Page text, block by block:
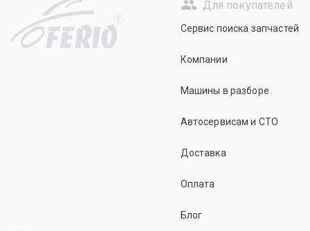
R
Для покупателей
Сервис поиска запчастей
Компании
Машины в разборе
Автосервисам и СТО
Доставка
Оплата
Блог